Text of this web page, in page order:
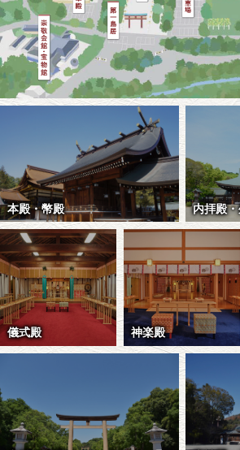
本殿・幣殿 内拝殿
儀式殿 神楽殿